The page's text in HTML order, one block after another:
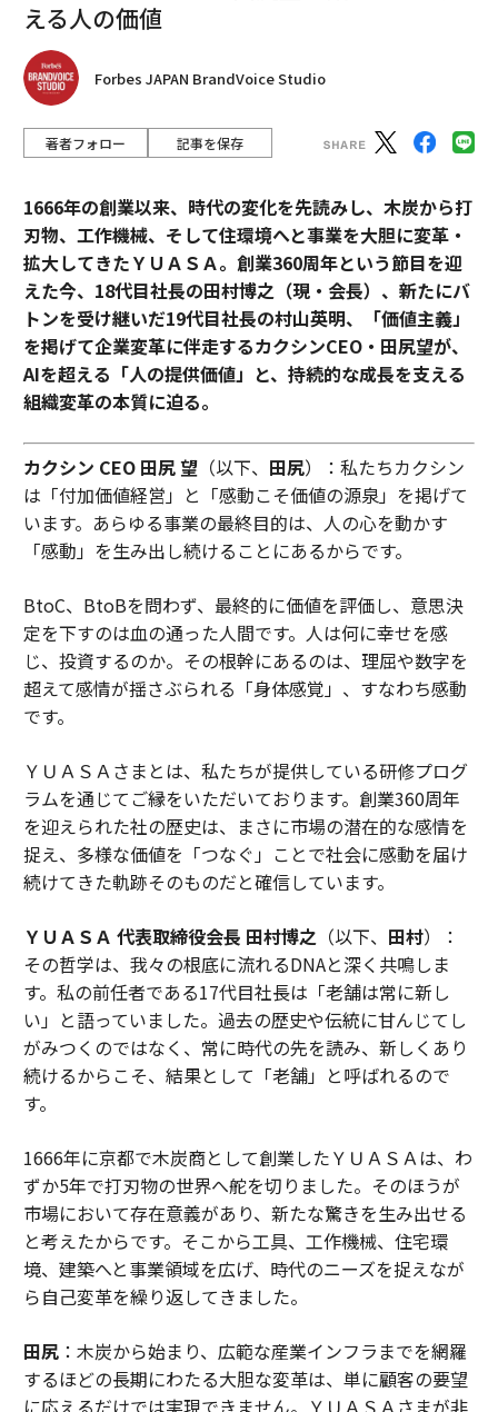
える人の価値
Forbes JAPAN BrandVoice Studio
著者フォロー 記事を保存
1666年の創業以来、時代の変化を先読みし、木炭から打
刃物、工作機械、そして住環境へと事業を大胆に変革・
拡大してきたＹＵＡＳＡ。創業360周年という節目を迎
えた今、18代目社長の田村博之（現・会長）、新たにバ
トンを受け継いだ19代目社長の村山英明、「価値主義」
を掲げて企業変革に伴走するカクシンCEO・田尻望が、
AIを超える「人の提供価値」と、持続的な成長を支える
組織変革の本質に迫る。
カクシン CEO 田尻 望（以下、 田尻）：私たちカクシン
は「付加価値経営」と「感動こそ価値の源泉」を掲げて
います。あらゆる事業の最終目的は、人の心を動かす
「感動」を生み出し続けることにあるからです。
BtoC、BtoBを問わず、最終的に価値を評価し、意思決
定を下すのは血の通った人間です。人は何に幸せを感
じ、投資するのか。その根幹にあるのは、理屈や数字を
超えて感情が揺さぶられる「身体感覚」、すなわち感動
です。
ＹＵＡＳＡさまとは、私たちが提供している研修プログ
ラムを通じてご縁をいただいております。創業360周年
を迎えられた社の歴史は、まさに市場の潜在的な感情を
捉え、多様な価値を「つなぐ」ことで社会に感動を届け
続けてきた軌跡そのものだと確信しています。
ＹＵＡＳＡ 代表取締役会長 田村博之（以下、 田村）：
その哲学は、我々の根底に流れるDNAと深く共鳴しま
す。私の前任者である17代目社長は「老舗は常に新し
い」と語っていました。過去の歴史や伝統に甘んじてし
がみつくのではなく、常に時代の先を読み、新しくあり
続けるからこそ、結果として「老舗」と呼ばれるので
す。
1666年に京都で木炭商として創業したＹＵＡＳＡは、わ
ずか5年で打刃物の世界へ舵を切りました。そのほうが
市場において存在意義があり、新たな驚きを生み出せる
と考えたからです。そこから工具、工作機械、住宅環
境、建築へと事業領域を広げ、時代のニーズを捉えなが
ら自己変革を繰り返してきました。
田尻：木炭から始まり、広範な産業インフラまでを網羅
するほどの長期にわたる大胆な変革は、単に顧客の要望
に応えるだけでは実現できません。ＹＵＡＳＡさまが非